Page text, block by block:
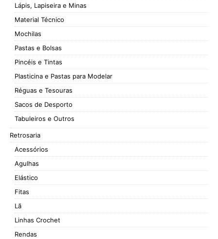
Lápis, Lapiseira e Minas
Material Técnico
Mochilas
Pastas e Bolsas
Pincéis e Tintas
Plasticina e Pastas para Modelar
Réguas e Tesouras
Sacos de Desporto
Tabuleiros e Outros
Retrosaria
Acessórios
Agulhas
Elástico
Fitas
Lã
Linhas Crochet
Rendas